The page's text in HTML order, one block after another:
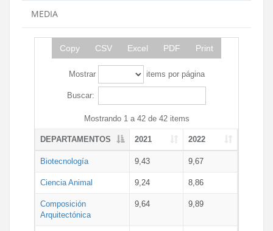
MEDIA
Copy CSV Excel PDF Print
Mostrar items por página
Buscar:
Mostrando 1 a 42 de 42 items
DEPARTAMENTOS 2021 2022
Biotecnología 9,43 9,67
Ciencia Animal 9,24 8,86
Composición
Arquitectónica
9,64 9,89